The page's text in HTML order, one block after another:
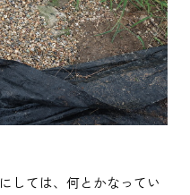
しては、何とかなってい